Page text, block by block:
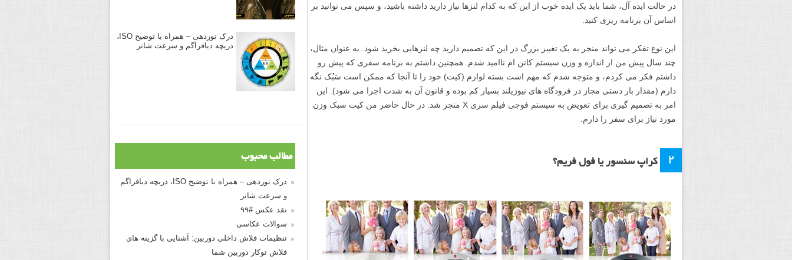
در حالت ایده آل، شما باید یک ایده خوب از این که به کدام لنزها نیاز دارید داشته باشید، و سپس می توانید بر
اساس آن برنامه ریزی کنید.
این نوع تفکر می تواند منجر به یک تغییر بزرگ در این که تصمیم دارید چه لنزهایی بخرید شود. به عنوان مثال،
چند سال پیش من از اندازه و وزن سیستم کانن ام ناامید شدم. همچنین داشتم به برنامه سفری که پیش رو
داشتم فکر می کردم، و متوجه شدم که مهم است بسته لوازم (کیت) خود را تا آنجا که ممکن است سَبُک نگه
دارم (مقدار بار دستی مجاز در فرودگاه های نیوزیلند بسیار کم بوده و قانون آن به شدت اجرا می شود). این
امر به تصمیم گیری برای تعویض به سیستم فوجی فیلم سری X منجر شد. در حال حاضر من کیت سبک وزن
مورد نیاز برای سفر را دارم.
۲ کراپ سنسور یا فول فریم؟
درک نوردهی – همراه با توضیح ISO،
دریچه دیافراگم و سرعت شاتر
مطالب محبوب
درک نوردهی – همراه با توضیح ISO، دریچه دیافراگم
و سرعت شاتر
نقد عکس #۹۹
سوالات عکاسی
تنظیمات فلاش داخلی دوربین: آشنایی با گزینه های
فلاش توکار دوربین شما